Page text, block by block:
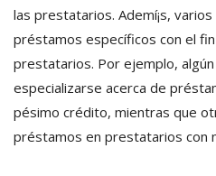
las prestatarios. Ademí¡s,
préstamos específicos con el
prestatarios. Por ejemplo,
especializarse acerca de
pésimo crédito, mientras que
préstamos en prestatarios con